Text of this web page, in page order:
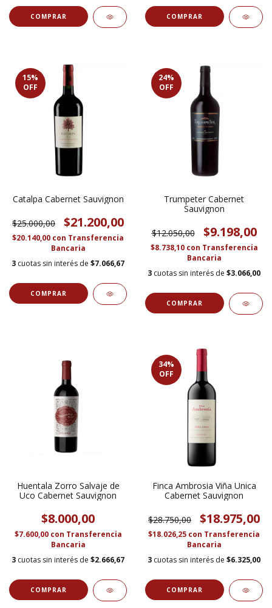
15%
OFF
Catalpa Cabernet Sauvignon
$25.000,00 $21.200,00
$20.140,00 con Transferencia
Bancaria
3 cuotas sin interés de $7.066,67
24%
OFF
Trumpeter Cabernet
Sauvignon
$12.050,00 $9.198,00
$8.738,10 con Transferencia
Bancaria
3 cuotas sin interés de $3.066,00
Huentala Zorro Salvaje de
Uco Cabernet Sauvignon
$8.000,00
$7.600,00 con Transferencia
Bancaria
3 cuotas sin interés de $2.666,67
34%
OFF
Finca Ambrosia Viña Unica
Cabernet Sauvignon
$28.750,00 $18.975,00
$18.026,25 con Transferencia
Bancaria
3 cuotas sin interés de $6.325,00